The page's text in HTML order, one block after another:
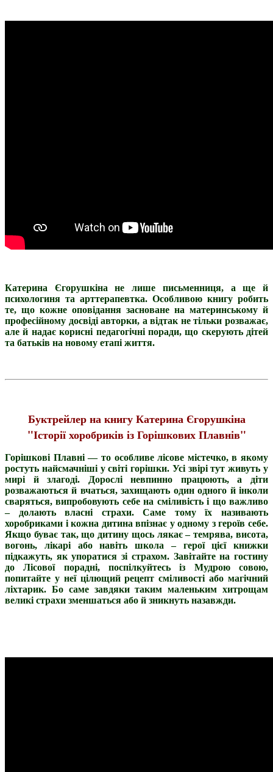
Катерина Єгорушкіна не лише письменниця, а ще й
психологиня та арттерапевтка. Особливою книгу робить
те, що кожне оповідання засноване на материнському й
професійному досвіді авторки, а відтак не тільки розважає,
але й надає корисні педагогічні поради, що скерують дітей
та батьків на новому етапі життя.
Буктрейлер на книгу Катерина Єгорушкіна
"Історії хоробриків із Горішкових Плавнів"
Горішкові Плавні — то особливе лісове містечко, в якому
ростуть найсмачніші у світі горішки. Усі звірі тут живуть у
мирі й злагоді. Дорослі невпинно працюють, а діти
розважаються й вчаться, захищають один одного й інколи
сваряться, випробовують себе на сміливість і що важливо
– долають власні страхи. Саме тому їх називають
хоробриками і кожна дитина впізнає у одному з героїв себе.
Якщо буває так, що дитину щось лякає – темрява, висота,
вогонь, лікарі або навіть школа – герої цієї книжки
підкажуть, як упоратися зі страхом. Завітайте на гостину
до Лісової порадні, поспілкуйтесь із Мудрою совою,
попитайте у неї цілющий рецепт сміливості або магічний
ліхтарик. Бо саме завдяки таким маленьким хитрощам
великі страхи зменшаться або й зникнуть назавжди.